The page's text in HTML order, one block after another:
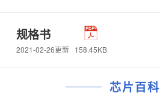
规格书
2021-02-26更新 158.45KB
芯片百科